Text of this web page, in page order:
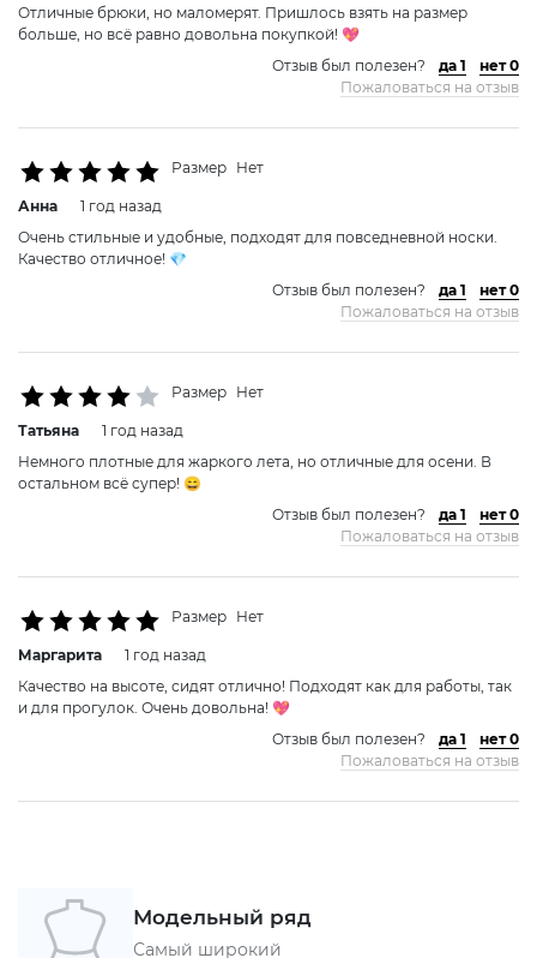
Отличные брюки, но маломерят. Пришлось взять на размер
больше, но всё равно довольна покупкой! 💖
Отзыв был полезен?
да 1
нет 0
Пожаловаться на отзыв
Размер Нет
Анна
1 год назад
Очень стильные и удобные, подходят для повседневной носки.
Качество отличное! 💎
Отзыв был полезен?
да 1
нет 0
Пожаловаться на отзыв
Размер Нет
Татьяна
1 год назад
Немного плотные для жаркого лета, но отличные для осени. В
остальном всё супер! 😄
Отзыв был полезен?
да 1
нет 0
Пожаловаться на отзыв
Размер Нет
Маргарита
1 год назад
Качество на высоте, сидят отлично! Подходят как для работы, так
и для прогулок. Очень довольна! 💖
Отзыв был полезен?
да 1
нет 0
Пожаловаться на отзыв
Модельный ряд
Самый широкий